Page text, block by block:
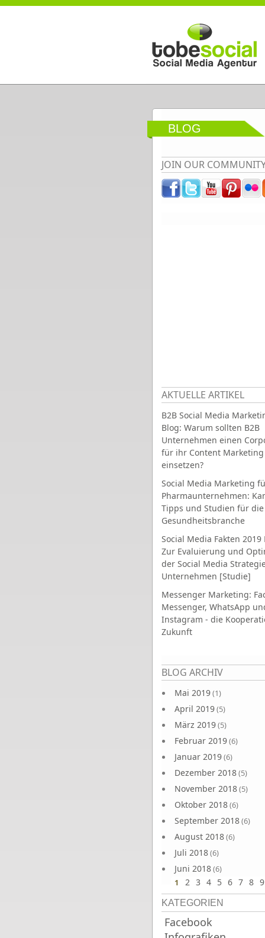
Direkt zum Inhalt
BLOG
JOIN OUR
AKTUELLE ARTIKEL
B2B Social Media
Blog: Warum sollten B2B
Unternehmen einen
für ihr Content Marketing
einsetzen?
Social Media Marketing
Pharmaunternehmen:
Tipps und Studien für die
Gesundheitsbranche
Social Media Fakten 2019
Zur Evaluierung und
der Social Media
Unternehmen [Studie]
Messenger Marketing:
Messenger, WhatsApp
Instagram - die
Zukunft
BLOG ARCHIV
Mai 2019(1)
April 2019(5)
März 2019(5)
Februar 2019(6)
Januar 2019(6)
Dezember 2018(5)
November 2018(5)
Oktober 2018(6)
September 2018(6)
August 2018(6)
Juli 2018(6)
Juni 2018(6)
Seiten
1 2 3 4 5 6 7 8 9
KATEGORIEN
Facebook